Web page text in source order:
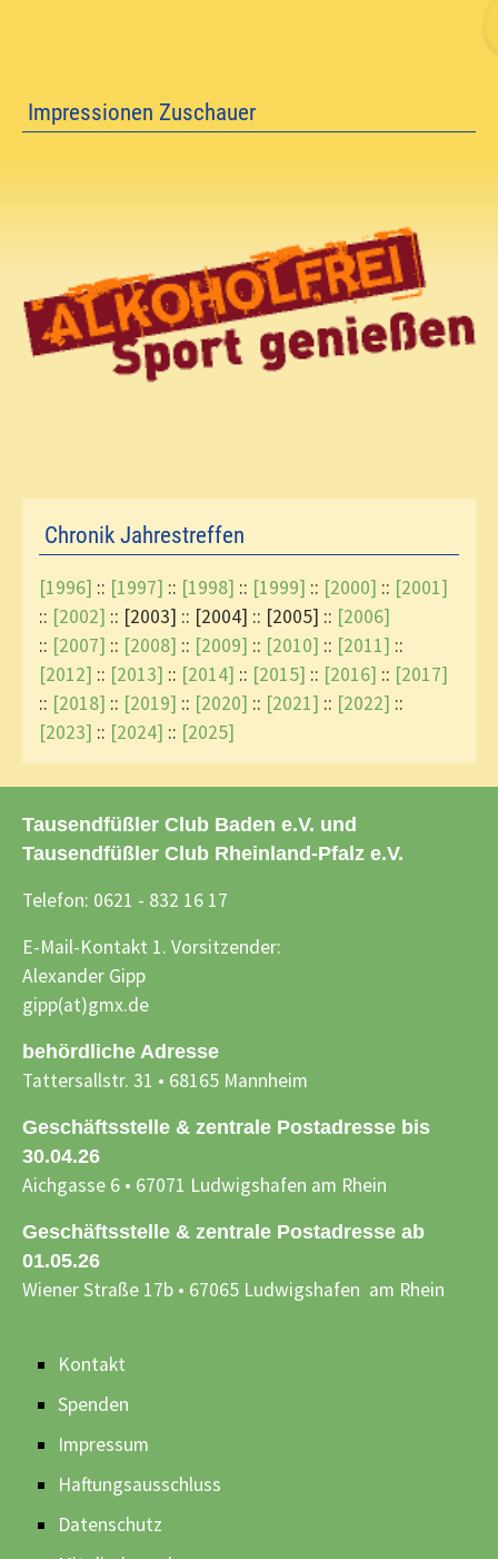
Impressionen Zuschauer
Chronik Jahrestreffen
[1996] :: [1997] :: [1998] :: [1999] :: [2000] :: [2001]
:: [2002] :: [2003] :: [2004] :: [2005] :: [2006]
:: [2007] :: [2008] :: [2009] :: [2010] :: [2011] ::
[2012] :: [2013] :: [2014] :: [2015] :: [2016] :: [2017]
:: [2018] :: [2019] :: [2020] :: [2021] :: [2022] ::
[2023] :: [2024] :: [2025]
Tausendfüßler Club Baden e.V. und
Tausendfüßler Club Rheinland-Pfalz e.V.
Telefon: 0621 - 832 16 17
E-Mail-Kontakt 1. Vorsitzender:
Alexander Gipp
gipp(at)gmx.de
behördliche Adresse
Tattersallstr. 31 • 68165 Mannheim
Geschäftsstelle & zentrale Postadresse bis
30.04.26
Aichgasse 6 • 67071 Ludwigshafen am Rhein
Geschäftsstelle & zentrale Postadresse ab
01.05.26
Wiener Straße 17b • 67065 Ludwigshafen am Rhein
Kontakt
Spenden
Impressum
Haftungsausschluss
Datenschutz